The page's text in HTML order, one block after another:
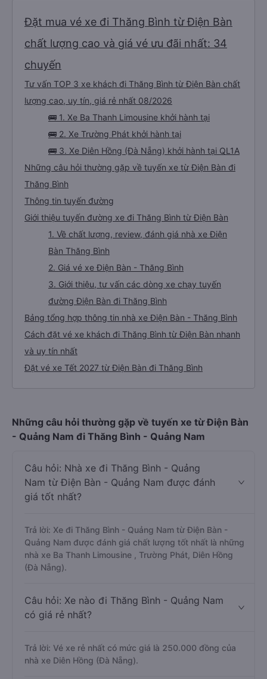
Đặt mua vé xe đi Thăng Bình từ Điện Bàn
chất lượng cao và giá vé ưu đãi nhất: 34
chuyến
Tư vấn TOP 3 xe khách đi Thăng Bình từ Điện Bàn chất
lượng cao, uy tín, giá rẻ nhất 08/2026
🚌 1. Xe Ba Thanh Limousine khởi hành tại
🚌 2. Xe Trường Phát khởi hành tại
🚌 3. Xe Diên Hồng (Đà Nẵng) khởi hành tại QL1A
Những câu hỏi thường gặp về tuyến xe từ Điện Bàn đi
Thăng Bình
Thông tin tuyến đường
Giới thiệu tuyến đường xe đi Thăng Bình từ Điện Bàn
1. Về chất lượng, review, đánh giá nhà xe Điện
Bàn Thăng Bình
2. Giá vé xe Điện Bàn - Thăng Bình
3. Giới thiệu, tư vấn các dòng xe chạy tuyến
đường Điện Bàn đi Thăng Bình
Bảng tổng hợp thông tin nhà xe Điện Bàn - Thăng Bình
Cách đặt vé xe khách đi Thăng Bình từ Điện Bàn nhanh
và uy tín nhất
Đặt vé xe Tết 2027 từ Điện Bàn đi Thăng Bình
Những câu hỏi thường gặp về tuyến xe từ Điện Bàn
- Quảng Nam đi Thăng Bình - Quảng Nam
Câu hỏi: Nhà xe đi Thăng Bình - Quảng
Nam từ Điện Bàn - Quảng Nam được đánh
giá tốt nhất?
Trả lời: Xe đi Thăng Bình - Quảng Nam từ Điện Bàn -
Quảng Nam được đánh giá chất lượng tốt nhất là những
nhà xe Ba Thanh Limousine , Trường Phát, Diên Hồng
(Đà Nẵng).
Câu hỏi: Xe nào đi Thăng Bình - Quảng Nam
có giá rẻ nhất?
Trả lời: Vé xe rẻ nhất có mức giá là 250.000 đồng của
nhà xe Diên Hồng (Đà Nẵng).